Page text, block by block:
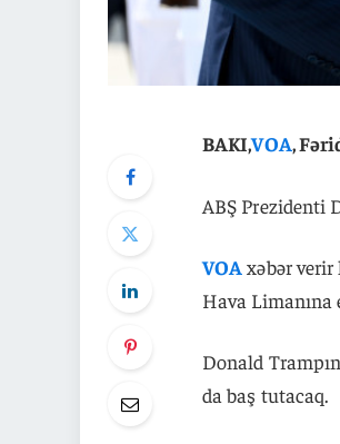
BAKI,VOA,
ABŞ Prezidenti
VOAxəbər
Hava Limanına
Donald
da baş tutacaq.